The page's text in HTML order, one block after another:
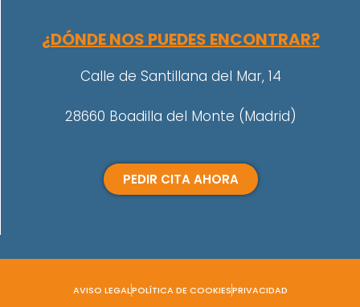
¿DÓNDE NOS PUEDES ENCONTRAR?
Calle de Santillana del Mar, 14
28660 Boadilla del Monte (Madrid)
PEDIR CITA AHORA
AVISO LEGALPOLÍTICA DE COOKIESPRIVACIDAD